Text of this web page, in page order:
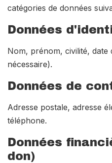
catégories de données
Données
Nom, prénom, civilité, date
nécessaire).
Données de
Adresse postale, adresse
téléphone.
Données
don)